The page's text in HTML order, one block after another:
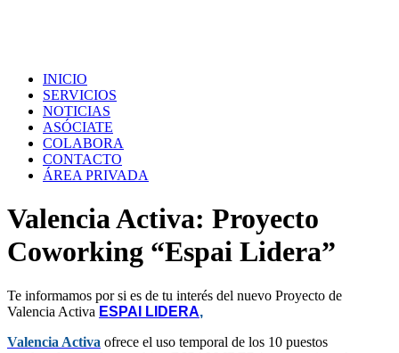
INICIO
SERVICIOS
NOTICIAS
ASÓCIATE
COLABORA
CONTACTO
ÁREA PRIVADA
Valencia Activa: Proyecto
Coworking “Espai Lidera”
Te informamos por si es de tu interés del nuevo Proyecto de
Valencia Activa ESPAI LIDERA,
Valencia Activa ofrece el uso temporal de los 10 puestos